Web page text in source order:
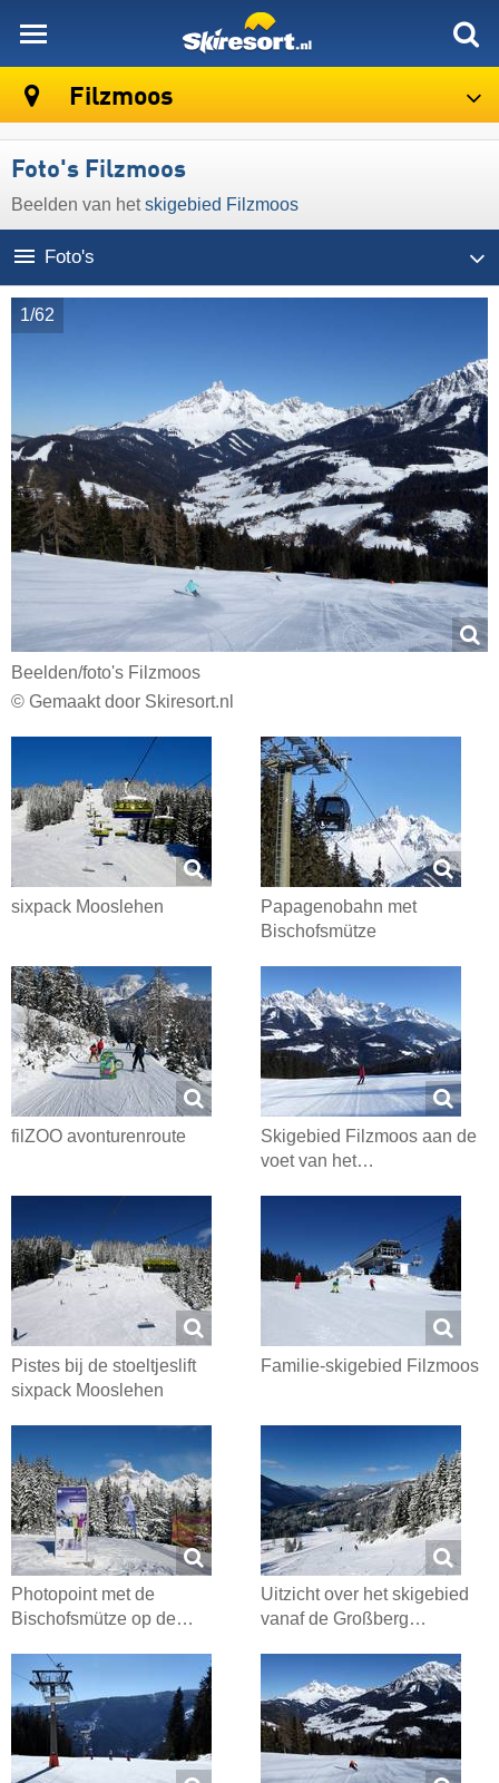
Filzmoos
Foto's Filzmoos
Beelden van hetskigebied Filzmoos
Foto's
1/62
Beelden/​foto's Filzmoos
© Gemaakt door Skiresort.nl
sixpack Mooslehen
Papagenobahn met
Bischofsmütze
filZOO avonturenroute
Skigebied Filzmoos aan de
voet van het…
Pistes bij de stoeltjeslift
sixpack Mooslehen
Familie-skigebied Filzmoos
Photopoint met de
Bischofsmütze op de…
Uitzicht over het skigebied
vanaf de Großberg…